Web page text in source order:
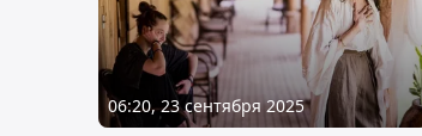
06:20, 23 сентября 2025